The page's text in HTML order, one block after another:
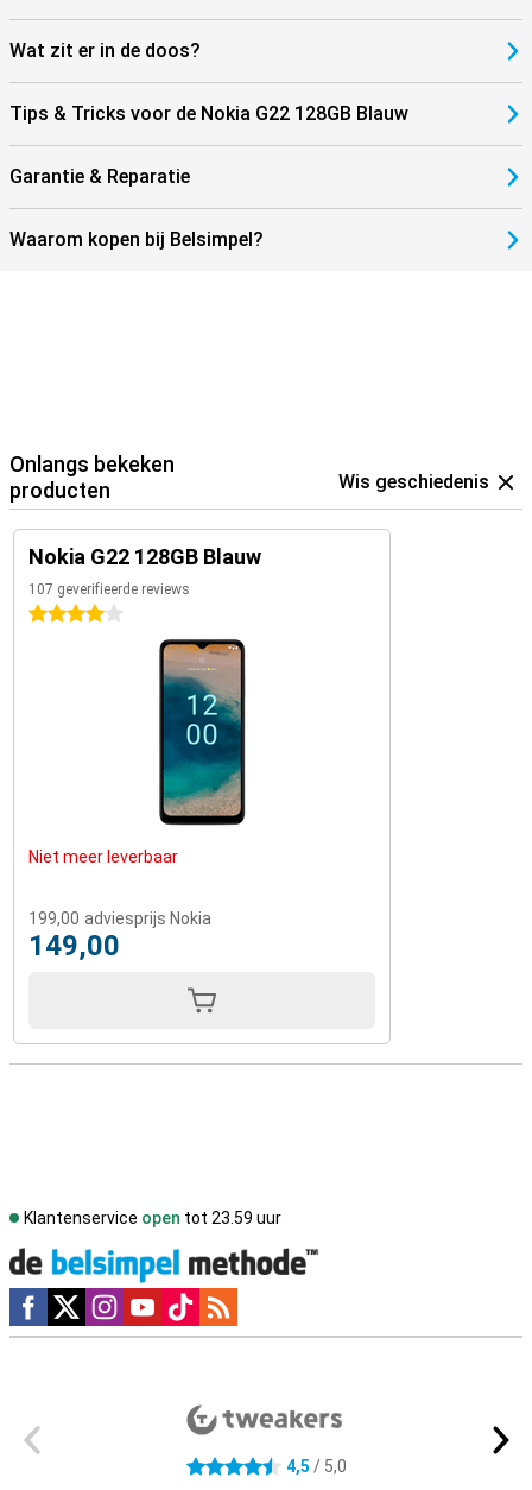
Wat zit er in de doos?
Tips & Tricks voor de Nokia G22 128GB Blauw
Garantie & Reparatie
Waarom kopen bij Belsimpel?
Onlangs bekeken
producten
Wis geschiedenis
Nokia G22 128GB Blauw
107 geverifieerde reviews
4 sterren
Niet meer leverbaar
199,00 adviesprijs Nokia
149,00
Klantenservice open tot 23.59 uur
Social media
4.5 sterren 4,5 / 5,0